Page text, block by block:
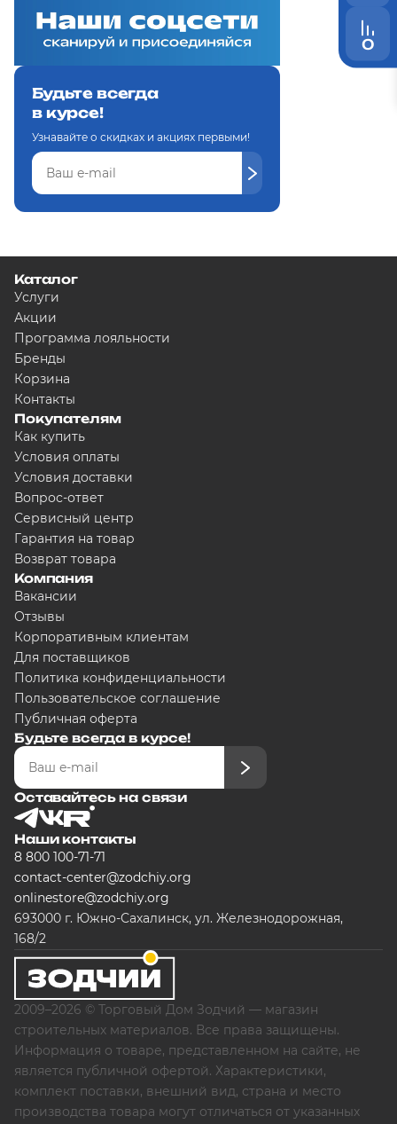
0
Будьте всегда
в курсе!
Узнавайте о скидках и акциях первыми!
Каталог
Услуги
Акции
Программа лояльности
Бренды
Корзина
Контакты
Покупателям
Как купить
Условия оплаты
Условия доставки
Вопрос-ответ
Сервисный центр
Гарантия на товар
Возврат товара
Компания
Вакансии
Отзывы
Корпоративным клиентам
Для поставщиков
Политика конфиденциальности
Пользовательское соглашение
Публичная оферта
Будьте всегда в курсе!
Оставайтесь на связи
Наши контакты
8 800 100-71-71
contact-center@zodchiy.org
onlinestore@zodchiy.org
693000 г. Южно-Сахалинск, ул. Железнодорожная,
168/2
2009–2026 © Торговый Дом Зодчий — магазин
строительных материалов. Все права защищены.
Информация о товаре, представленном на сайте, не
является публичной офертой. Характеристики,
комплект поставки, внешний вид, страна и место
производства товара могут отличаться от указанных